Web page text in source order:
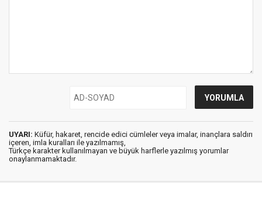
UYARI: Küfür, hakaret, rencide edici cümleler veya imalar, inançlara saldırı
içeren, imla kuralları ile yazılmamış,
Türkçe karakter kullanılmayan ve büyük harflerle yazılmış yorumlar
onaylanmamaktadır.